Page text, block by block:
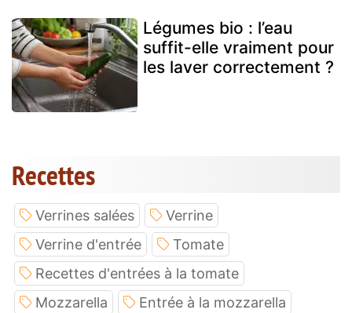
Légumes bio : l’eau
suffit-elle vraiment pour
les laver correctement ?
Recettes
Verrines salées
Verrine
Verrine d'entrée
Tomate
Recettes d'entrées à la tomate
Mozzarella
Entrée à la mozzarella